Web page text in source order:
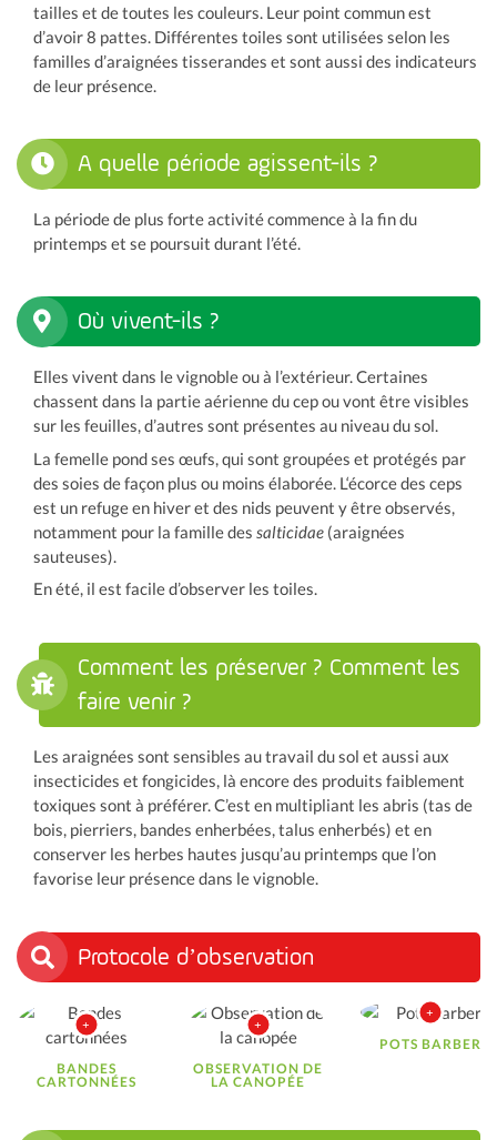
tailles et de toutes les couleurs. Leur point commun est
d’avoir 8 pattes. Différentes toiles sont utilisées selon les
familles d’araignées tisserandes et sont aussi des indicateurs
de leur présence.
A quelle période agissent-ils ?
La période de plus forte activité commence à la fin du
printemps et se poursuit durant l’été.
Où vivent-ils ?
Elles vivent dans le vignoble ou à l’extérieur. Certaines
chassent dans la partie aérienne du cep ou vont être visibles
sur les feuilles, d’autres sont présentes au niveau du sol.
La femelle pond ses œufs, qui sont groupées et protégés par
des soies de façon plus ou moins élaborée. L‘écorce des ceps
est un refuge en hiver et des nids peuvent y être observés,
notamment pour la famille des salticidae (araignées
sauteuses).
En été, il est facile d’observer les toiles.
Comment les préserver ? Comment les
faire venir ?
Les araignées sont sensibles au travail du sol et aussi aux
insecticides et fongicides, là encore des produits faiblement
toxiques sont à préférer. C’est en multipliant les abris (tas de
bois, pierriers, bandes enherbées, talus enherbés) et en
conserver les herbes hautes jusqu’au printemps que l’on
favorise leur présence dans le vignoble.
Protocole d’observation
BANDES
CARTONNÉES
OBSERVATION DE
LA CANOPÉE
POTS BARBER